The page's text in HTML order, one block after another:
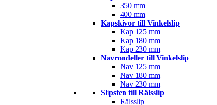
350 mm
400 mm
Kapskivor till Vinkelslip
Kap 125 mm
Kap 180 mm
Kap 230 mm
Navrondeller till Vinkelslip
Nav 125 mm
Nav 180 mm
Nav 230 mm
Slipsten till Rälsslip
Rälsslip